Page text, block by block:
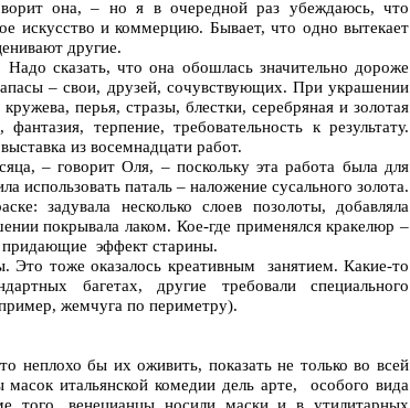
она, – но я в очередной раз убеждаюсь, что
искусство и коммерцию. Бывает, что одно вытекает
другие.
сказать, что она обошлась значительно дороже
– свои, друзей, сочувствующих. При украшении
перья, стразы, блестки, серебряная и золотая
терпение, требовательность к результату.
из восемнадцати работ.
– говорит Оля, – поскольку эта работа была для
паталь – наложение сусального золота.
задувала несколько слоев позолоты, добавляла
покрывала лаком. Кое-где применялся кракелюр –
придающие эффект старины.
тоже оказалось креативным занятием. Какие-то
багетах, другие требовали специального
жемчуга по периметру).
неплохо бы их оживить, показать не только во всей
итальянской комедии дель арте, особого вида
того, венецианцы носили маски и в утилитарных